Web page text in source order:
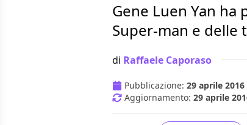
Gene Luen Yan
Super-man e
di Raffaele Caporaso
Pubblicazione: 29 aprile 2016
Aggiornamento: 29 aprile